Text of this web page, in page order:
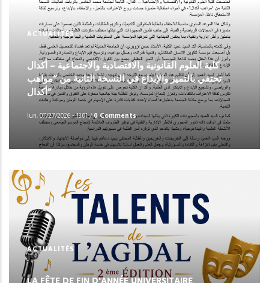
ACTUALITÉS
كلية العلوم القانونية والاقتصادية والاجتماعية – أكدال
تحتفي بالتميز والإبداع في النسخة الثانية من “مواهب
أكدال”
lun, 07/27/2026 - 13:01/0 Comments
ACTUALITÉS